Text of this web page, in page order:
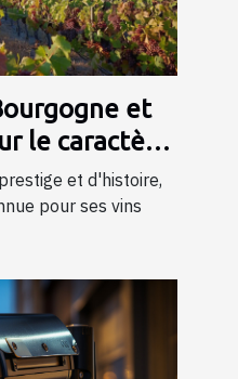
et
le caractère
et d'histoire,
pour ses vins